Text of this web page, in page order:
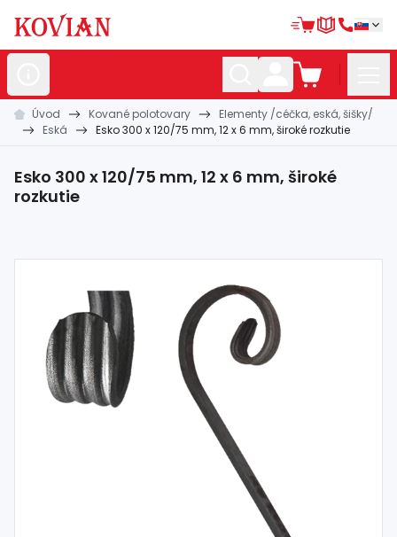
Nerezovépolotovary
Kovanépolotovary
Bránovésystémy
Automatizácia
Dom, dielňa, záhrada
Hutníckymateriál
Spojovacímateriál
Úvod Kované polotovary
Elementy /céčka, eská, šišky/
Eská
Esko 300 x 120/75 mm, 12 x 6 mm, široké rozkutie
Esko 300 x 120/75 mm, 12 x 6 mm, široké
rozkutie